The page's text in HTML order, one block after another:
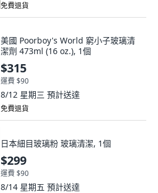
免費退貨
美國 Poorboy's World 窮小子玻璃清
潔劑 473ml (16 oz.), 1個
$315
運費 $90
8/12 星期三 預計送達
免費退貨
日本細目玻璃粉 玻璃清潔, 1個
$299
運費 $90
8/14 星期五 預計送達